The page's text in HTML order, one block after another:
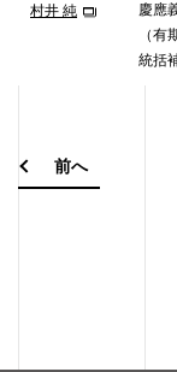
村井 純
慶應
（
統括
前へ